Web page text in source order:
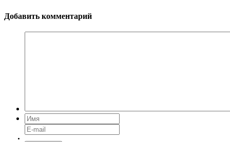
Добавить комментарий